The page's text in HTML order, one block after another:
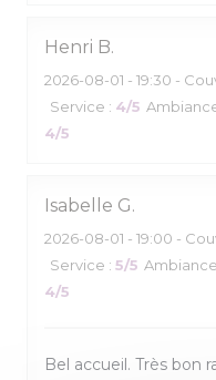
Henri B
2026-08-01 - 19:30 -
Service : 4/5
4/5
Isabelle G
2026-08-01 - 19:00 -
Service : 5/5 Ambiance
4/5
Bel accueil. Très bon